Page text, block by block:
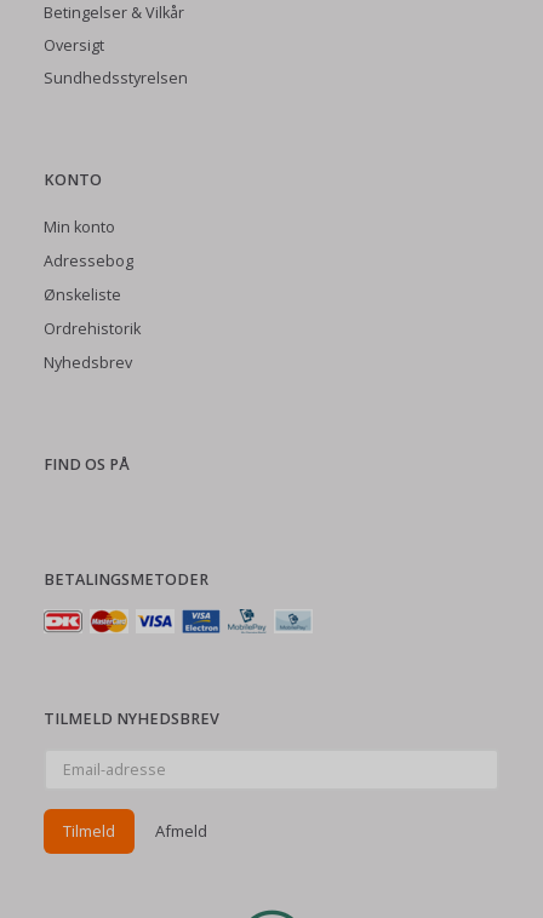
Betingelser & Vilkår
Oversigt
Sundhedsstyrelsen
KONTO
Min konto
Adressebog
Ønskeliste
Ordrehistorik
Nyhedsbrev
FIND OS PÅ
BETALINGSMETODER
TILMELD NYHEDSBREV
adresse
Tilmeld Afmeld